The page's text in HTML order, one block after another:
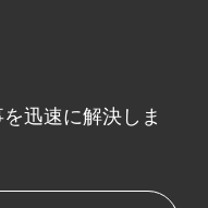
迅速に解決しま